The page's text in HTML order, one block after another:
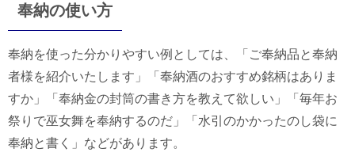
奉納の使い方
奉納を使った分かりやすい例としては、「ご奉納品と奉納
者様を紹介いたします」「奉納酒のおすすめ銘柄はありま
すか」「奉納金の封筒の書き方を教えて欲しい」「毎年お
祭りで巫女舞を奉納するのだ」「水引のかかったのし袋に
奉納と書く」などがあります。